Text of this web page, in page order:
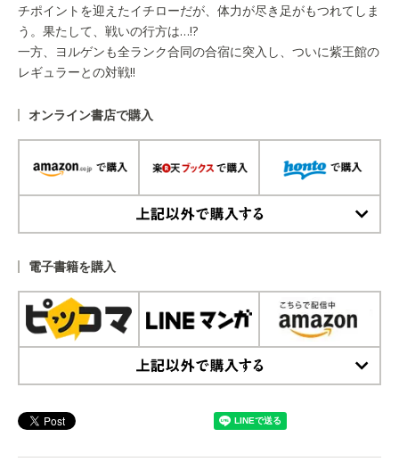
チポイントを迎えたイチローだが、体力が尽き足がもつれてしま
う。果たして、戦いの行方は…!?
一方、ヨルゲンも全ランク合同の合宿に突入し、ついに紫王館の
レギュラーとの対戦!!
オンライン書店で購入
電子書籍を購入